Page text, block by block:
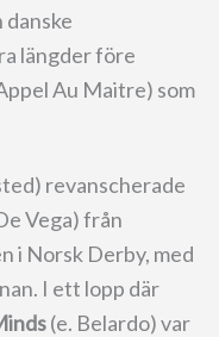
danske
längder före
Au Maitre) som
revanscherade
Vega) från
i Norsk Derby, med
I ett lopp där
(e. Belardo) var